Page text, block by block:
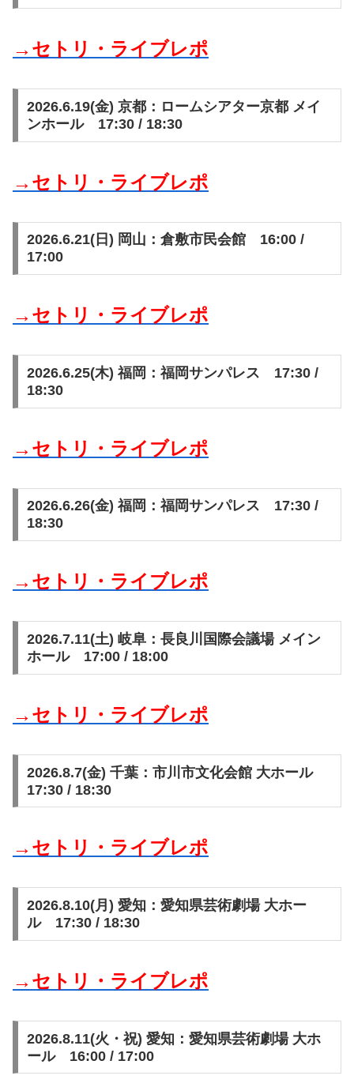
→セトリ・ライブレポ
2026.6.19(金) 京都：ロームシアター京都 メイ
ンホール 17:30 / 18:30
→セトリ・ライブレポ
2026.6.21(日) 岡山：倉敷市民会館 16:00 /
17:00
→セトリ・ライブレポ
2026.6.25(木) 福岡：福岡サンパレス 17:30 /
18:30
→セトリ・ライブレポ
2026.6.26(金) 福岡：福岡サンパレス 17:30 /
18:30
→セトリ・ライブレポ
2026.7.11(土) 岐阜：長良川国際会議場 メイン
ホール 17:00 / 18:00
→セトリ・ライブレポ
2026.8.7(金) 千葉：市川市文化会館 大ホール
17:30 / 18:30
→セトリ・ライブレポ
2026.8.10(月) 愛知：愛知県芸術劇場 大ホー
ル 17:30 / 18:30
→セトリ・ライブレポ
2026.8.11(火・祝) 愛知：愛知県芸術劇場 大ホ
ール 16:00 / 17:00